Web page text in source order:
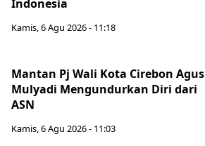
Indonesia
Kamis, 6 Agu 2026 - 11:18
Mantan Pj Wali Kota Cirebon Agus
Mulyadi Mengundurkan Diri dari
ASN
Kamis, 6 Agu 2026 - 11:03